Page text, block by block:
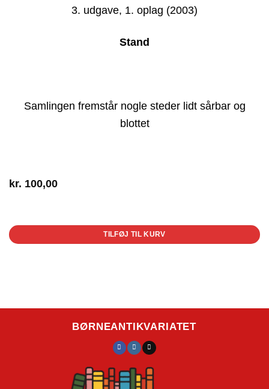
3. udgave, 1. oplag (2003)
Stand
Samlingen fremstår nogle steder lidt sårbar og
blottet
kr. 100,00
TILFØJ TIL KURV
BØRNEANTIKVARIATET